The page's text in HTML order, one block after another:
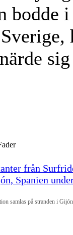
bodde
samlas på stranden i